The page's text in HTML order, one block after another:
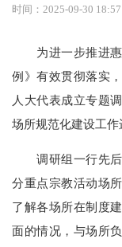
时间：2025-09-30 18:57
为进一步推进惠
例》有效贯彻落实
人大代表成立专题
场所规范化建设工作
调研组一行先后
分重点宗教活动场
了解各场所在制度
面的情况，与场所